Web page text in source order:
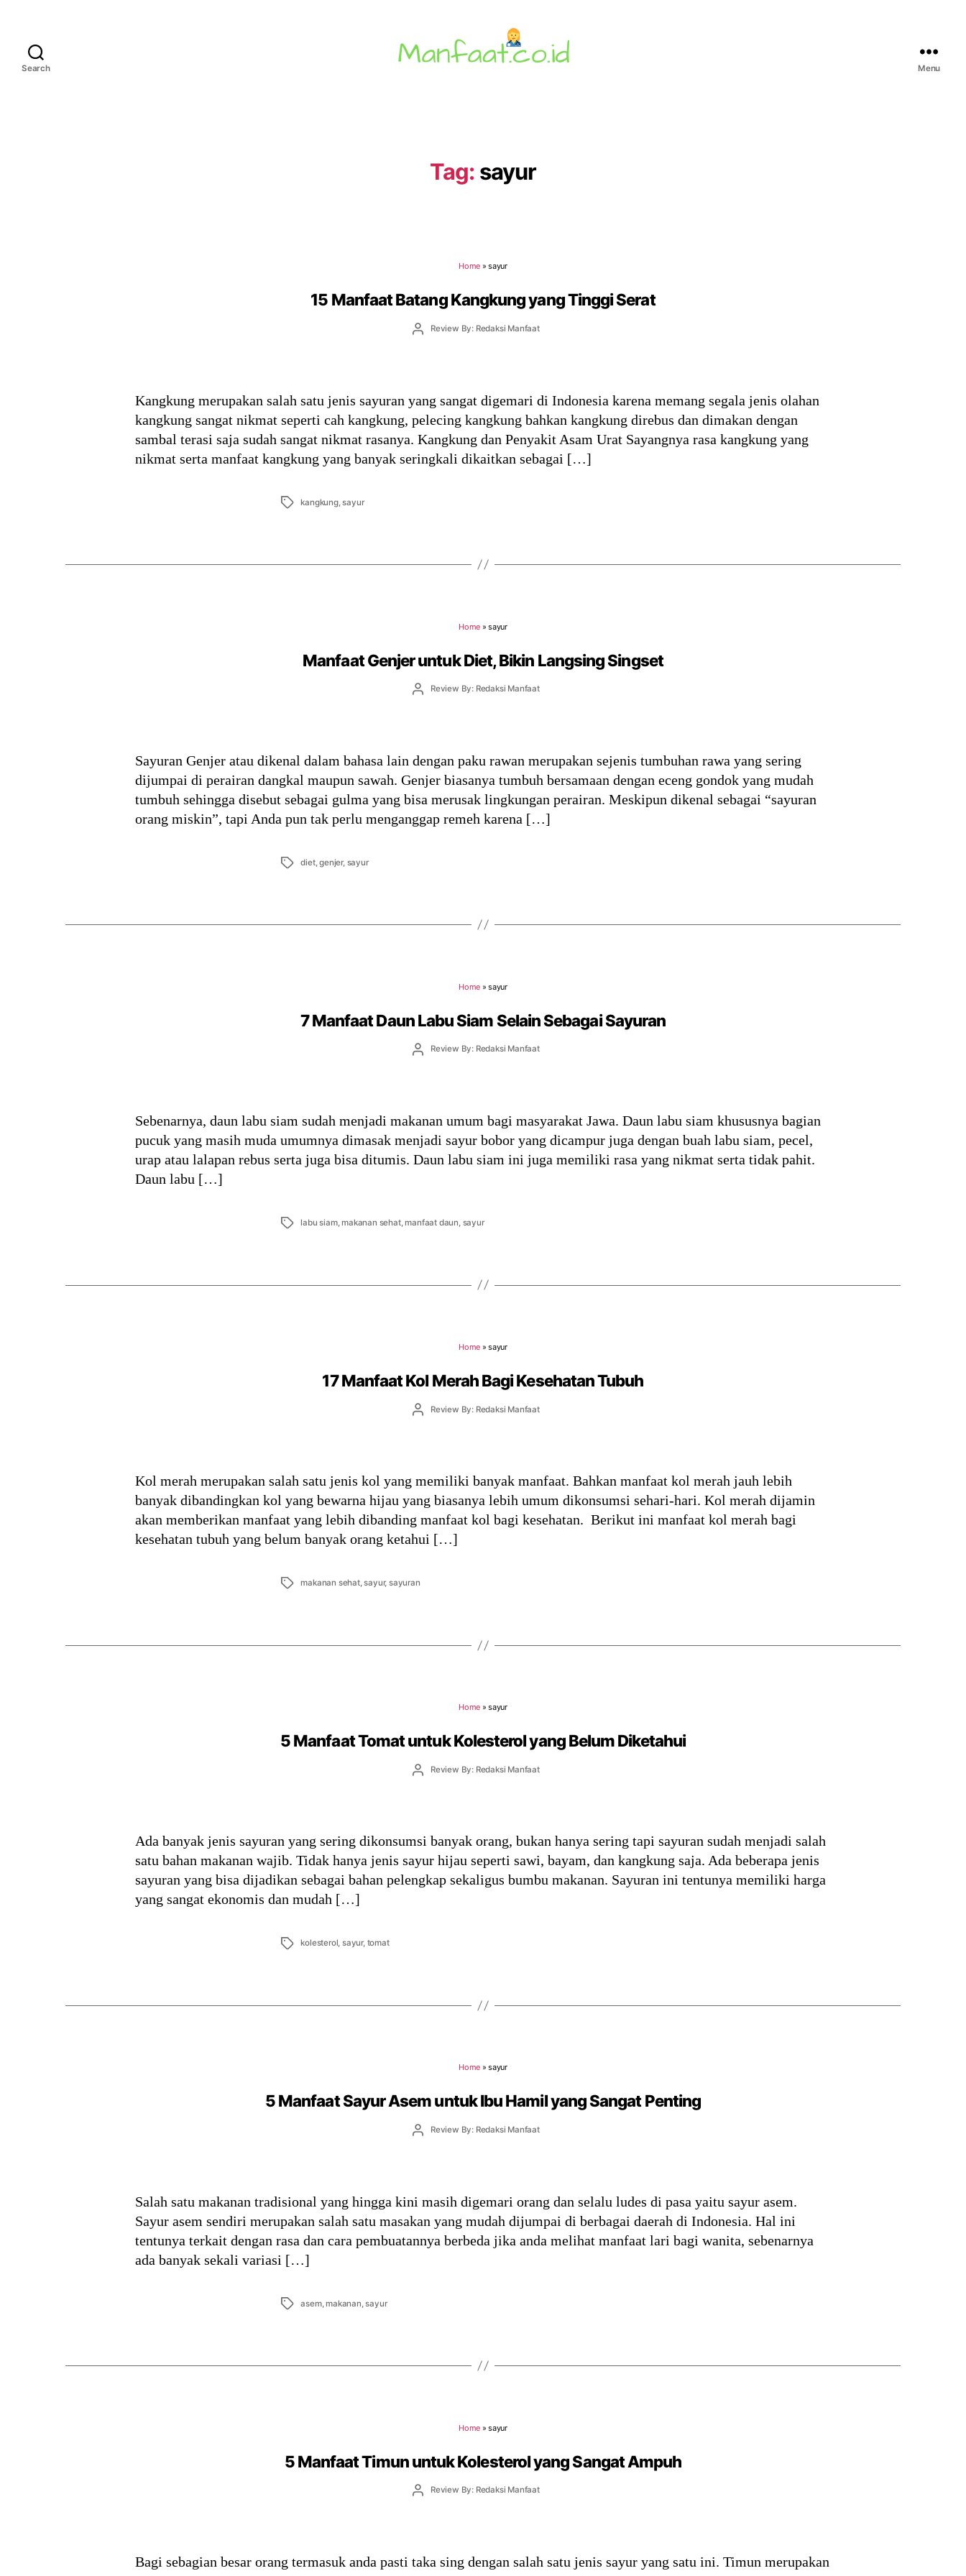
Search Menu
Tag: sayur
Home »sayur
15 Manfaat Batang Kangkung yang Tinggi Serat
PostReview By: Redaksi Manfaat
Kangkung merupakan salah satu jenis sayuran yang sangat digemari di Indonesia karena memang segala jenis olahan
kangkung sangat nikmat seperti cah kangkung, pelecing kangkung bahkan kangkung direbus dan dimakan dengan
sambal terasi saja sudah sangat nikmat rasanya. Kangkung dan Penyakit Asam Urat Sayangnya rasa kangkung yang
nikmat serta manfaat kangkung yang banyak seringkali dikaitkan sebagai […]
Tags kangkung,sayur
Home »sayur
Manfaat Genjer untuk Diet, Bikin Langsing Singset
PostReview By: Redaksi Manfaat
Sayuran Genjer atau dikenal dalam bahasa lain dengan paku rawan merupakan sejenis tumbuhan rawa yang sering
dijumpai di perairan dangkal maupun sawah. Genjer biasanya tumbuh bersamaan dengan eceng gondok yang mudah
tumbuh sehingga disebut sebagai gulma yang bisa merusak lingkungan perairan. Meskipun dikenal sebagai “sayuran
orang miskin”, tapi Anda pun tak perlu menganggap remeh karena […]
Tags diet,genjer, sayur
Home »sayur
7 Manfaat Daun Labu Siam Selain Sebagai Sayuran
PostReview By: Redaksi Manfaat
Sebenarnya, daun labu siam sudah menjadi makanan umum bagi masyarakat Jawa. Daun labu siam khususnya bagian
pucuk yang masih muda umumnya dimasak menjadi sayur bobor yang dicampur juga dengan buah labu siam, pecel,
urap atau lalapan rebus serta juga bisa ditumis. Daun labu siam ini juga memiliki rasa yang nikmat serta tidak pahit.
Daun labu […]
Tags labu siam,makanan sehat,manfaat daun, sayur
Home »sayur
17 Manfaat Kol Merah Bagi Kesehatan Tubuh
PostReview By: Redaksi Manfaat
Kol merah merupakan salah satu jenis kol yang memiliki banyak manfaat. Bahkan manfaat kol merah jauh lebih
banyak dibandingkan kol yang bewarna hijau yang biasanya lebih umum dikonsumsi sehari-hari. Kol merah dijamin
akan memberikan manfaat yang lebih dibanding manfaat kol bagi kesehatan. Berikut ini manfaat kol merah bagi
kesehatan tubuh yang belum banyak orang ketahui […]
Tags makanan sehat,sayur,sayuran
Home »sayur
5 Manfaat Tomat untuk Kolesterol yang Belum Diketahui
PostReview By: Redaksi Manfaat
Ada banyak jenis sayuran yang sering dikonsumsi banyak orang, bukan hanya sering tapi sayuran sudah menjadi salah
satu bahan makanan wajib. Tidak hanya jenis sayur hijau seperti sawi, bayam, dan kangkung saja. Ada beberapa jenis
sayuran yang bisa dijadikan sebagai bahan pelengkap sekaligus bumbu makanan. Sayuran ini tentunya memiliki harga
yang sangat ekonomis dan mudah […]
Tags kolesterol,sayur, tomat
Home »sayur
5 Manfaat Sayur Asem untuk Ibu Hamil yang Sangat Penting
PostReview By: Redaksi Manfaat
Salah satu makanan tradisional yang hingga kini masih digemari orang dan selalu ludes di pasa yaitu sayur asem.
Sayur asem sendiri merupakan salah satu masakan yang mudah dijumpai di berbagai daerah di Indonesia. Hal ini
tentunya terkait dengan rasa dan cara pembuatannya berbeda jika anda melihat manfaat lari bagi wanita, sebenarnya
ada banyak sekali variasi […]
Tags asem,makanan ,sayur
Home »sayur
5 Manfaat Timun untuk Kolesterol yang Sangat Ampuh
PostReview By: Redaksi Manfaat
Bagi sebagian besar orang termasuk anda pasti taka sing dengan salah satu jenis sayur yang satu ini. Timun merupakan